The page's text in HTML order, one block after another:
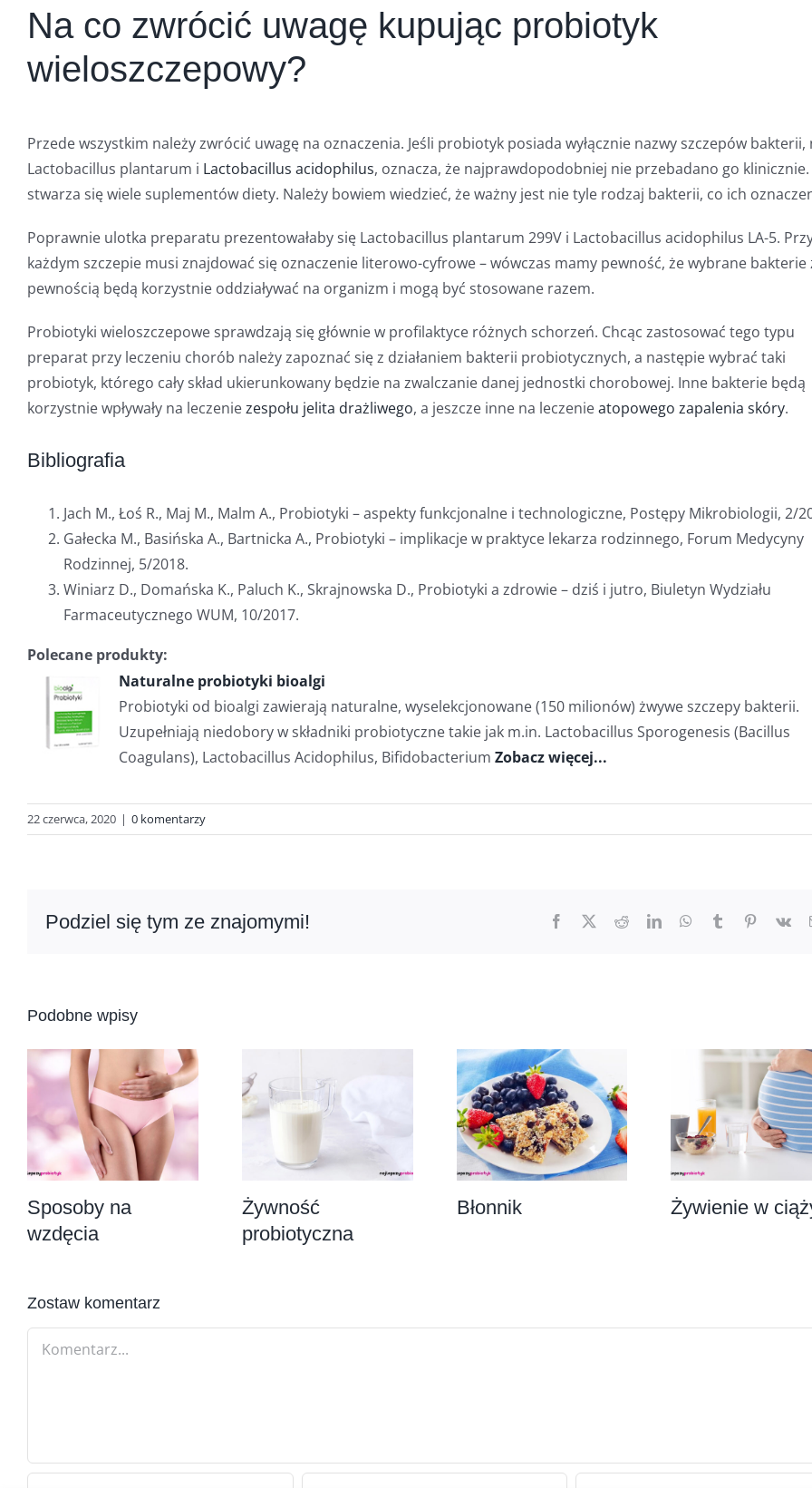
Na co zwrócić uwagę kupując probiotyk
wieloszczepowy?
Przede wszystkim należy zwrócić uwagę na oznaczenia. Jeśli probiotyk posiada wyłącznie nazwy szczepów bakterii,
Lactobacillus plantarum i Lactobacillus acidophilus, oznacza, że najprawdopodobniej nie przebadano go klinicznie.
stwarza się wiele suplementów diety. Należy bowiem wiedzieć, że ważny jest nie tyle rodzaj bakterii, co ich
Poprawnie ulotka preparatu prezentowałaby się Lactobacillus plantarum 299V i Lactobacillus acidophilus LA-5.
każdym szczepie musi znajdować się oznaczenie literowo-cyfrowe – wówczas mamy pewność, że wybrane bakterie
pewnością będą korzystnie oddziaływać na organizm i mogą być stosowane razem.
Probiotyki wieloszczepowe sprawdzają się głównie w profilaktyce różnych schorzeń. Chcąc zastosować tego typu
preparat przy leczeniu chorób należy zapoznać się z działaniem bakterii probiotycznych, a następie wybrać taki
probiotyk, którego cały skład ukierunkowany będzie na zwalczanie danej jednostki chorobowej. Inne bakterie będą
korzystnie wpływały na leczeniezespołu jelita drażliwego, a jeszcze inne na leczenieatopowego zapalenia skóry.
Bibliografia
Jach M., Łoś R., Maj M., Malm A., Probiotyki – aspekty funkcjonalne i technologiczne, Postępy Mikrobiologii, 2/
Gałecka M., Basińska A., Bartnicka A., Probiotyki – implikacje w praktyce lekarza rodzinnego, Forum Medycyny
Rodzinnej, 5/2018.
Winiarz D., Domańska K., Paluch K., Skrajnowska D., Probiotyki a zdrowie – dziś i jutro, Biuletyn Wydziału
Farmaceutycznego WUM, 10/2017.
Polecane produkty:
Naturalne probiotyki bioalgi
Probiotyki od bioalgi zawierają naturalne, wyselekcjonowane (150 milionów) żwywe szczepy bakterii.
Uzupełniają niedobory w składniki probiotyczne takie jak m.in. Lactobacillus Sporogenesis (Bacillus
Coagulans), Lactobacillus Acidophilus, Bifidobacterium Zobacz więcej...
22 czerwca, 2020 | 0 komentarzy
Podziel się tym ze znajomymi! Facebook
X RedditLinkedInWhatsApp
TumblrPinterest
Vk
Podobne wpisy
Sposoby na
wzdęcia
Żywność
probiotyczna
Błonnik Żywienie w
Zostaw komentarz
Comment